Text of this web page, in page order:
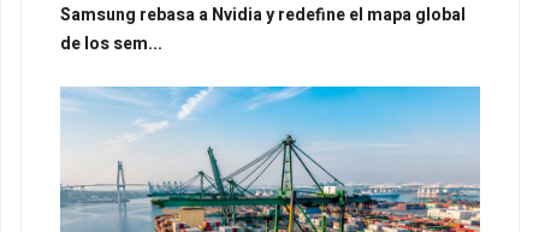
Samsung rebasa a Nvidia y redefine el mapa global
de los sem...